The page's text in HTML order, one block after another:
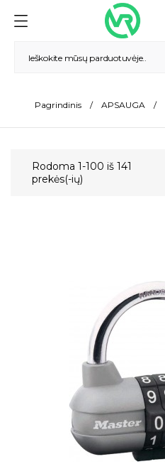
Pagrindinis APSAUGA
Rodoma 1-100 iš 141
prekės(-ių)